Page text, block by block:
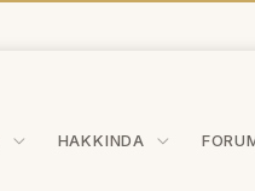
HAKKINDA